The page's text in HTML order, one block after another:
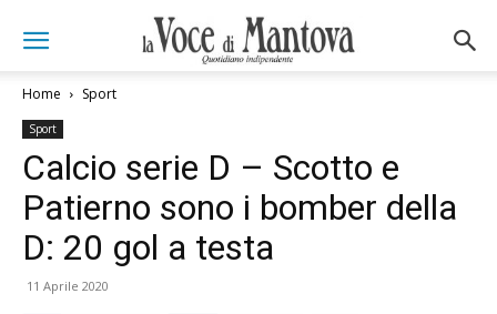
Home Sport
Sport
Calcio serie D – Scotto e
Patierno sono i bomber della
D: 20 gol a testa
11 Aprile 2020